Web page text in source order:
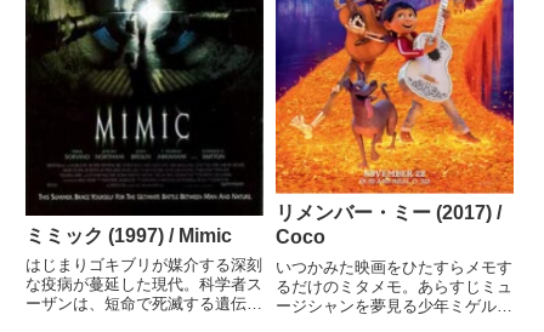
ミミック (1997) / Mimic
はじまりゴキブリが媒介する深刻
な疫病が蔓延した現代。科学者ス
ーザンは、短命で死滅する遺伝子
リメンバー・ミー (2017) /
Coco
いつかみた映画をひたすらメモす
るだけのミタメモ。あらすじミュ
ージシャンを夢見る少年ミゲルは